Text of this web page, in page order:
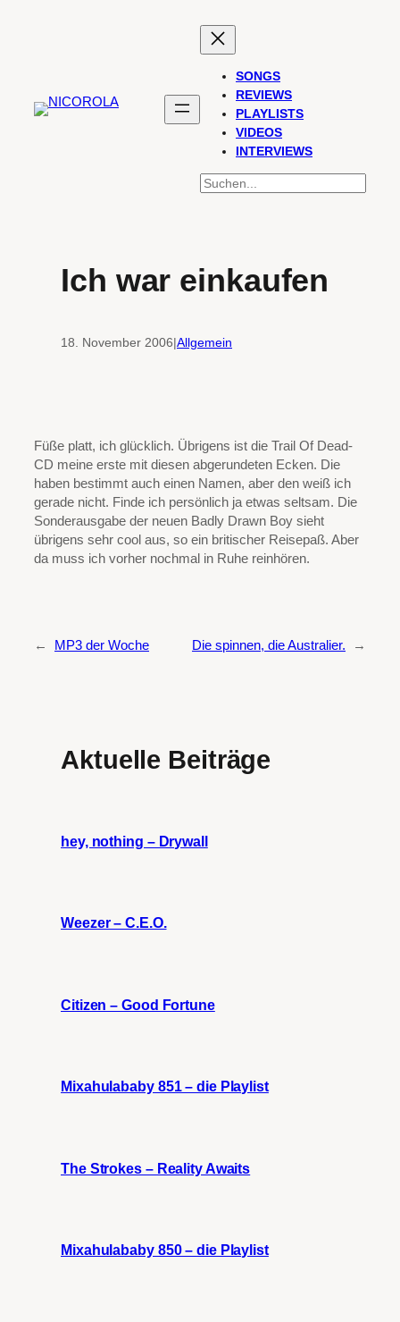
SONGS
REVIEWS
PLAYLISTS
VIDEOS
INTERVIEWS
SUCHEN
Ich war einkaufen
18. November 2006|Allgemein
Füße platt, ich glücklich. Übrigens ist die Trail Of Dead-
CD meine erste mit diesen abgerundeten Ecken. Die
haben bestimmt auch einen Namen, aber den weiß ich
gerade nicht. Finde ich persönlich ja etwas seltsam. Die
Sonderausgabe der neuen Badly Drawn Boy sieht
übrigens sehr cool aus, so ein britischer Reisepaß. Aber
da muss ich vorher nochmal in Ruhe reinhören.
← MP3 der Woche Die spinnen, die Australier. →
Aktuelle Beiträge
hey, nothing – Drywall
Weezer – C.E.O.
Citizen – Good Fortune
Mixahulababy 851 – die Playlist
The Strokes – Reality Awaits
Mixahulababy 850 – die Playlist